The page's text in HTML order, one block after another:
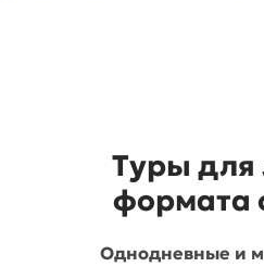
Однодневные и
Туры для
формата